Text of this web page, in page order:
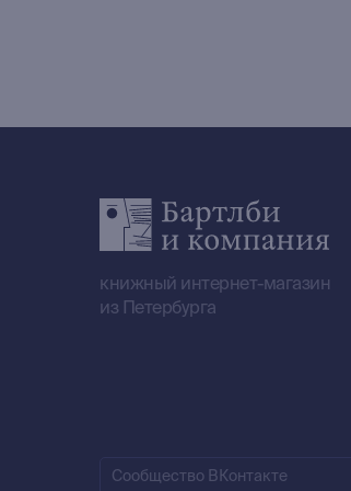
книжный интернет-магазин
из Петербурга
Сообщество ВКонтакте